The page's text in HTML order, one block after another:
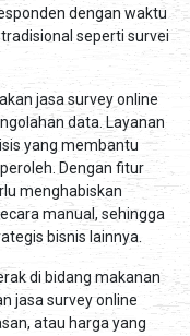
dengan waktu
seperti survei
jasa survey online
data. Layanan
yang membantu
Dengan fitur
menghabiskan
manual, sehingga
bisnis lainnya.
di bidang makanan
jasa survey online
atau harga yang